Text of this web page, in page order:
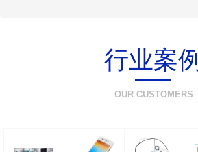
行业案例
OUR CUSTOMERS